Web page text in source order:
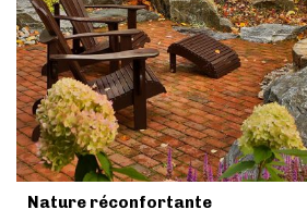
Nature réconfortante